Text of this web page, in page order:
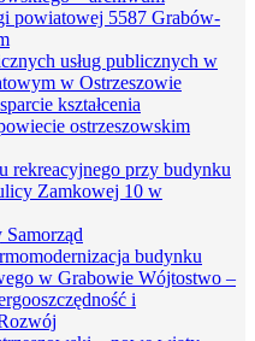
powiatowej 5587 Grabów-
usług publicznych w
w Ostrzeszowie
kształcenia
ostrzeszowskim
rekreacyjnego przy budynku
Zamkowej 10 w
budynku
w Grabowie Wójtostwo –
i